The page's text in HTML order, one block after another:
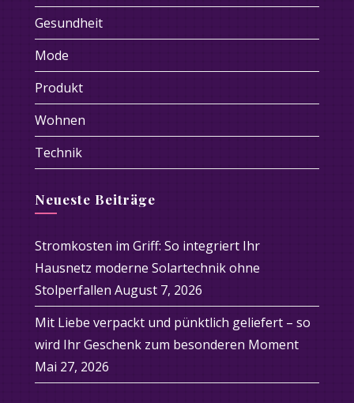
Gesundheit
Mode
Produkt
Wohnen
Technik
Neueste Beiträge
Stromkosten im Griff: So integriert Ihr
Hausnetz moderne Solartechnik ohne
Stolperfallen August 7, 2026
Mit Liebe verpackt und pünktlich geliefert – so
wird Ihr Geschenk zum besonderen Moment
Mai 27, 2026